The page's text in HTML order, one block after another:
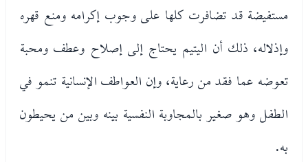
مستفيضة قد تضافرت كلها على وجوب إكرامه ومنع قهره
وإذلاله، ذلك أن اليتيم يحتاج إلى إصلاح وعطف ومحبة
تعوضه عما فقد من رعاية، وإن العواطف الإنسانية تنمو في
الطفل وهو صغير بالمجاوبة النفسية بينه وبين من يحيطون
به.